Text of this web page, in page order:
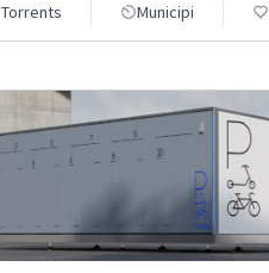
Municipi